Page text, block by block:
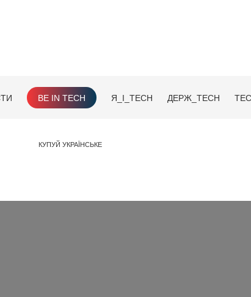
BE IN TECH Я_І_TECH ДЕРЖ_TECH
КУПУЙ УКРАЇНСЬКЕ